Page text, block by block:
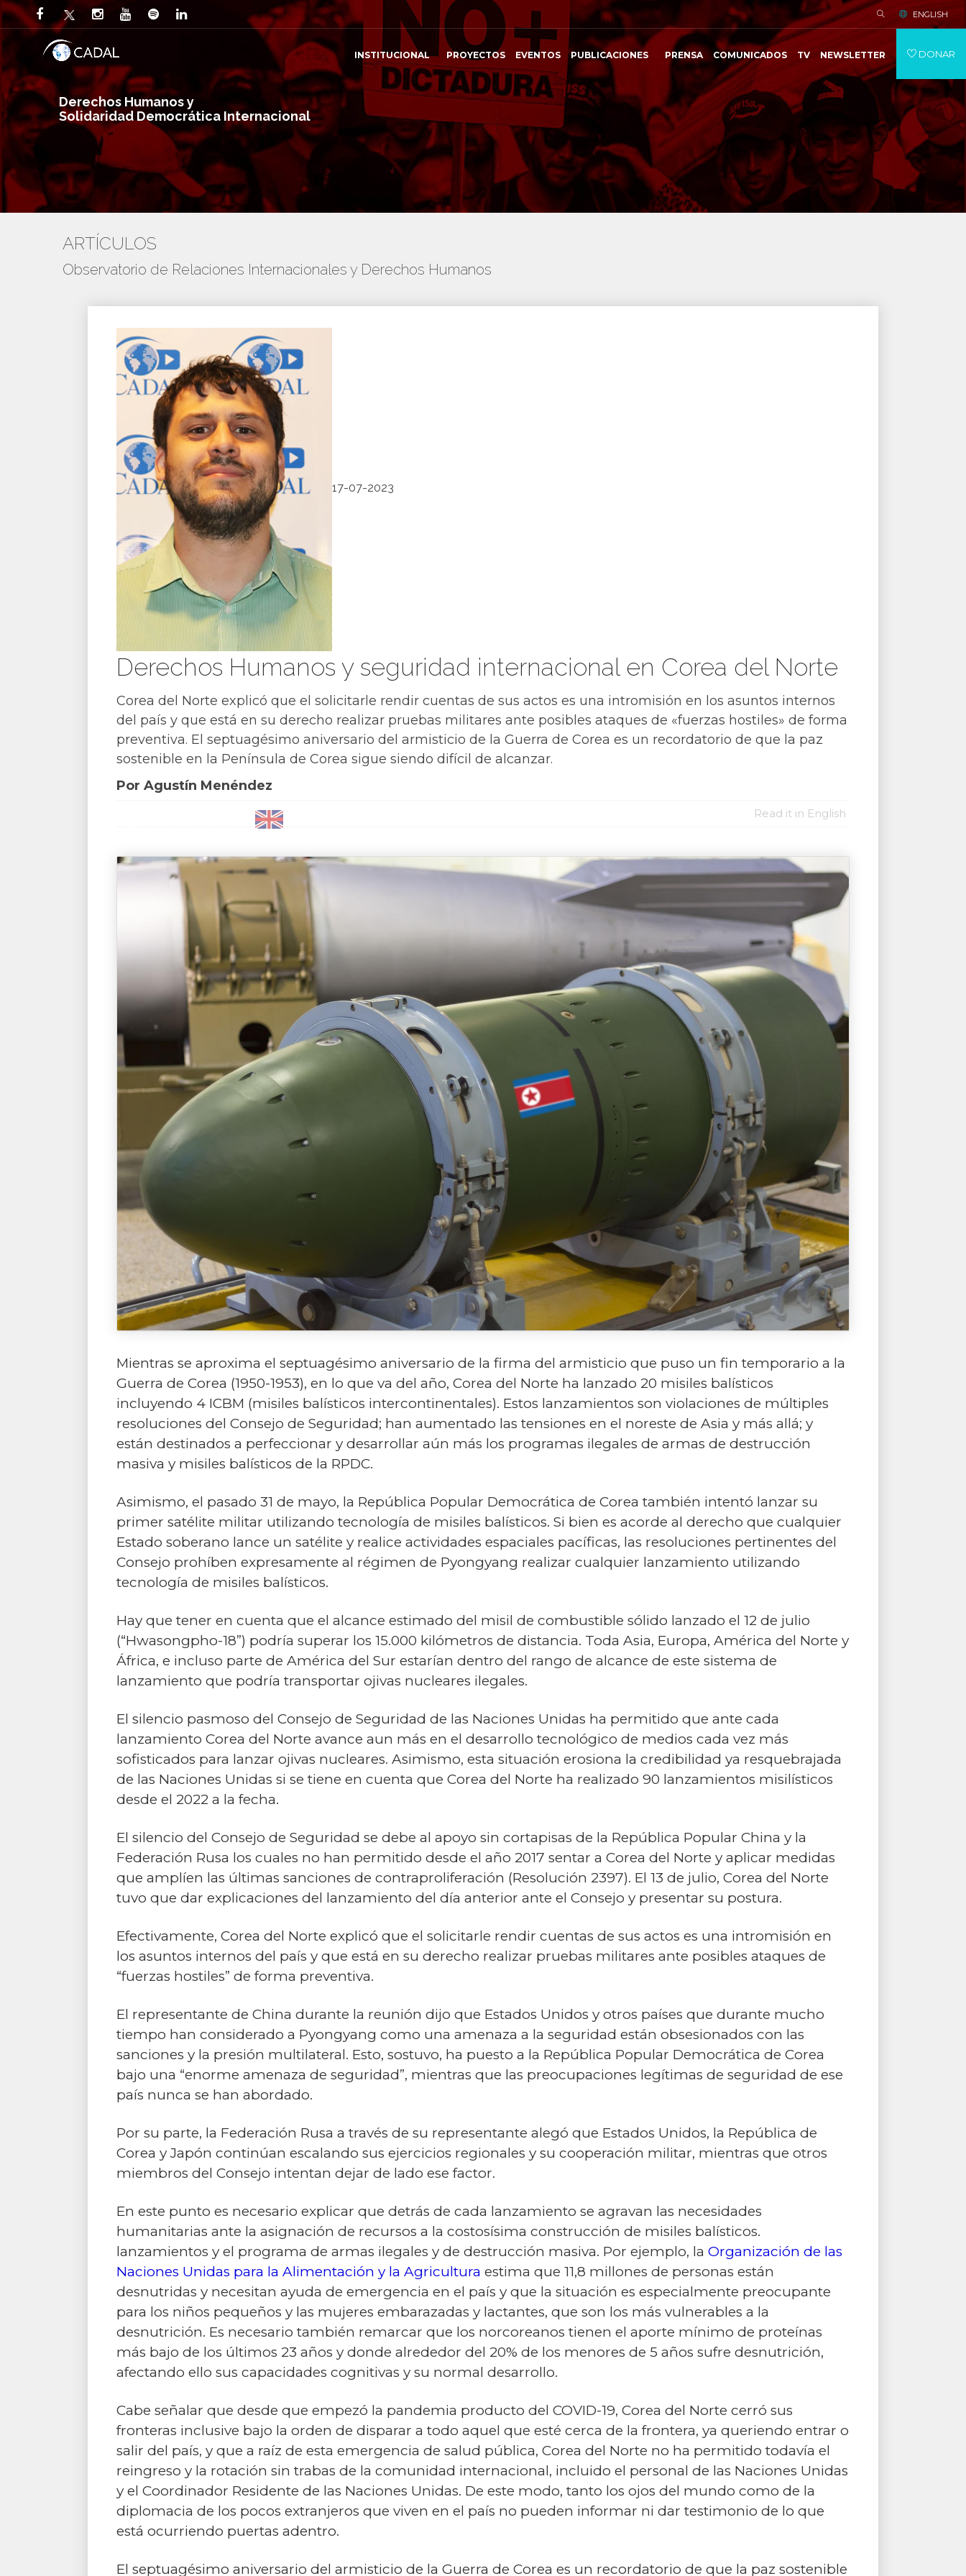
Derechos Humanos y
Solidaridad Democrática Internacional
ENGLISH
INSTITUCIONAL PROYECTOS EVENTOS PUBLICACIONES PRENSA COMUNICADOS TV NEWSLETTER DONAR
ARTÍCULOS
Observatorio de Relaciones Internacionales y Derechos Humanos
17-07-2023
Derechos Humanos y seguridad internacional en Corea del Norte
Corea del Norte explicó que el solicitarle rendir cuentas de sus actos es una intromisión en los asuntos internos
del país y que está en su derecho realizar pruebas militares ante posibles ataques de «fuerzas hostiles» de forma
preventiva. El septuagésimo aniversario del armisticio de la Guerra de Corea es un recordatorio de que la paz
sostenible en la Península de Corea sigue siendo difícil de alcanzar.
Por Agustín Menéndez
Read it in English
Mientras se aproxima el septuagésimo aniversario de la firma del armisticio que puso un fin temporario a la
Guerra de Corea (1950-1953), en lo que va del año, Corea del Norte ha lanzado 20 misiles balísticos
incluyendo 4 ICBM (misiles balísticos intercontinentales). Estos lanzamientos son violaciones de múltiples
resoluciones del Consejo de Seguridad; han aumentado las tensiones en el noreste de Asia y más allá; y
están destinados a perfeccionar y desarrollar aún más los programas ilegales de armas de destrucción
masiva y misiles balísticos de la RPDC.
Asimismo, el pasado 31 de mayo, la República Popular Democrática de Corea también intentó lanzar su
primer satélite militar utilizando tecnología de misiles balísticos. Si bien es acorde al derecho que cualquier
Estado soberano lance un satélite y realice actividades espaciales pacíficas, las resoluciones pertinentes del
Consejo prohíben expresamente al régimen de Pyongyang realizar cualquier lanzamiento utilizando
tecnología de misiles balísticos.
Hay que tener en cuenta que el alcance estimado del misil de combustible sólido lanzado el 12 de julio
(“Hwasongpho-18”) podría superar los 15.000 kilómetros de distancia. Toda Asia, Europa, América del Norte y
África, e incluso parte de América del Sur estarían dentro del rango de alcance de este sistema de
lanzamiento que podría transportar ojivas nucleares ilegales.
El silencio pasmoso del Consejo de Seguridad de las Naciones Unidas ha permitido que ante cada
lanzamiento Corea del Norte avance aun más en el desarrollo tecnológico de medios cada vez más
sofisticados para lanzar ojivas nucleares. Asimismo, esta situación erosiona la credibilidad ya resquebrajada
de las Naciones Unidas si se tiene en cuenta que Corea del Norte ha realizado 90 lanzamientos misilísticos
desde el 2022 a la fecha.
El silencio del Consejo de Seguridad se debe al apoyo sin cortapisas de la República Popular China y la
Federación Rusa los cuales no han permitido desde el año 2017 sentar a Corea del Norte y aplicar medidas
que amplíen las últimas sanciones de contraproliferación (Resolución 2397). El 13 de julio, Corea del Norte
tuvo que dar explicaciones del lanzamiento del día anterior ante el Consejo y presentar su postura.
Efectivamente, Corea del Norte explicó que el solicitarle rendir cuentas de sus actos es una intromisión en
los asuntos internos del país y que está en su derecho realizar pruebas militares ante posibles ataques de
“fuerzas hostiles” de forma preventiva.
El representante de China durante la reunión dijo que Estados Unidos y otros países que durante mucho
tiempo han considerado a Pyongyang como una amenaza a la seguridad están obsesionados con las
sanciones y la presión multilateral. Esto, sostuvo, ha puesto a la República Popular Democrática de Corea
bajo una “enorme amenaza de seguridad”, mientras que las preocupaciones legítimas de seguridad de ese
país nunca se han abordado.
Por su parte, la Federación Rusa a través de su representante alegó que Estados Unidos, la República de
Corea y Japón continúan escalando sus ejercicios regionales y su cooperación militar, mientras que otros
miembros del Consejo intentan dejar de lado ese factor.
En este punto es necesario explicar que detrás de cada lanzamiento se agravan las necesidades
humanitarias ante la asignación de recursos a la costosísima construcción de misiles balísticos.
lanzamientos y el programa de armas ilegales y de destrucción masiva. Por ejemplo, la Organización de las
Naciones Unidas para la Alimentación y la Agricultura estima que 11,8 millones de personas están
desnutridas y necesitan ayuda de emergencia en el país y que la situación es especialmente preocupante
para los niños pequeños y las mujeres embarazadas y lactantes, que son los más vulnerables a la
desnutrición. Es necesario también remarcar que los norcoreanos tienen el aporte mínimo de proteínas
más bajo de los últimos 23 años y donde alrededor del 20% de los menores de 5 años sufre desnutrición,
afectando ello sus capacidades cognitivas y su normal desarrollo.
Cabe señalar que desde que empezó la pandemia producto del COVID-19, Corea del Norte cerró sus
fronteras inclusive bajo la orden de disparar a todo aquel que esté cerca de la frontera, ya queriendo entrar o
salir del país, y que a raíz de esta emergencia de salud pública, Corea del Norte no ha permitido todavía el
reingreso y la rotación sin trabas de la comunidad internacional, incluido el personal de las Naciones Unidas
y el Coordinador Residente de las Naciones Unidas. De este modo, tanto los ojos del mundo como de la
diplomacia de los pocos extranjeros que viven en el país no pueden informar ni dar testimonio de lo que
está ocurriendo puertas adentro.
El septuagésimo aniversario del armisticio de la Guerra de Corea es un recordatorio de que la paz sostenible